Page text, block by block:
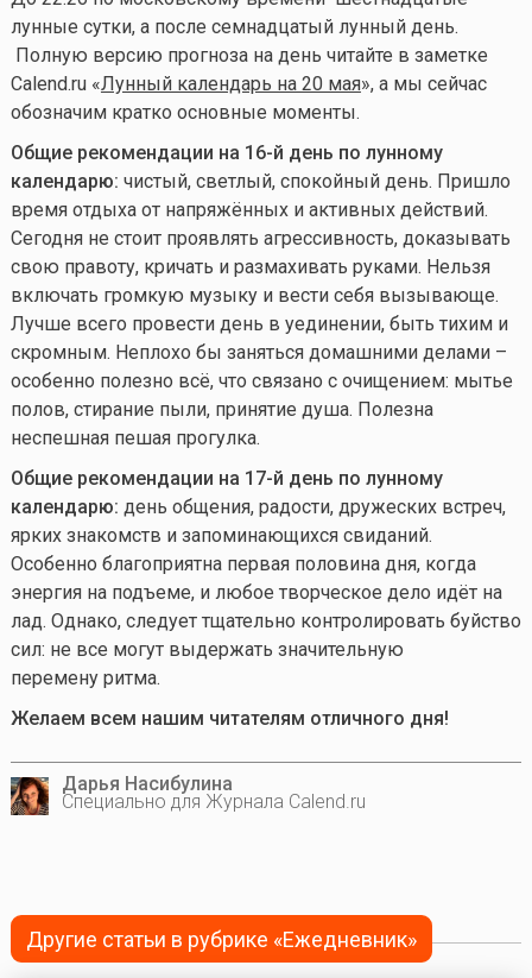
лунные сутки, а после семнадцатый лунный день.
Полную версию прогноза на день читайте в заметке
Calend.ru «Лунный календарь на 20 мая», а мы сейчас
обозначим кратко основные моменты.
Общие рекомендации на 16-й день по лунному
календарю: чистый, светлый, спокойный день. Пришло
время отдыха от напряжённых и активных действий.
Сегодня не стоит проявлять агрессивность, доказывать
свою правоту, кричать и размахивать руками. Нельзя
включать громкую музыку и вести себя вызывающе.
Лучше всего провести день в уединении, быть тихим и
скромным. Неплохо бы заняться домашними делами –
особенно полезно всё, что связано с очищением: мытье
полов, стирание пыли, принятие душа. Полезна
неспешная пешая прогулка.
Общие рекомендации на 17-й день по лунному
календарю: день общения, радости, дружеских встреч,
ярких знакомств и запоминающихся свиданий.
Особенно благоприятна первая половина дня, когда
энергия на подъеме, и любое творческое дело идёт на
лад. Однако, следует тщательно контролировать буйство
сил: не все могут выдержать значительную
перемену ритма.
Желаем всем нашим читателям отличного дня!
Дарья Насибулина
Специально для Журнала Calend.ru
Другие статьи в рубрике «Ежедневник»